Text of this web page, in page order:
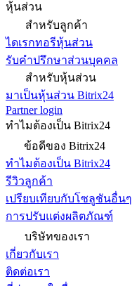
หุ้นส่วน
สำหรับลูกค้า
ไดเรกทอรีหุ้นส่วน
รับคำปรึกษาส่วนบุคคล
สำหรับหุ้นส่วน
มาเป็นหุ้นส่วน Bitrix24
Partner login
ทำไมต้องเป็น Bitrix24
ข้อดีของ Bitrix24
ทำไมต้องเป็น Bitrix24
รีวิวลูกค้า
เปรียบเทียบกับโซลูชันอื่นๆ
การปรับแต่งผลิตภัณฑ์
บริษัทของเรา
เกี่ยวกับเรา
ติดต่อเรา